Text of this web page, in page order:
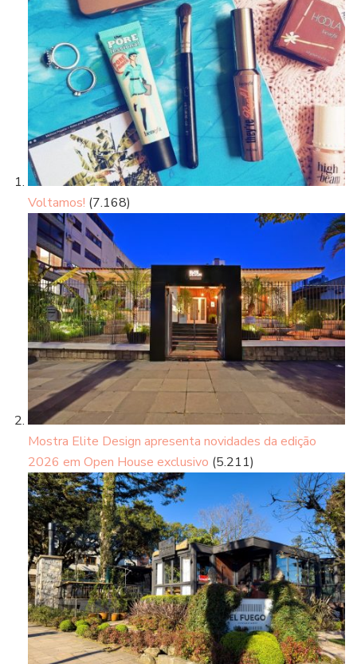
Voltamos! (7.168)
Mostra Elite Design apresenta novidades da edição
2026 em Open House exclusivo (5.211)